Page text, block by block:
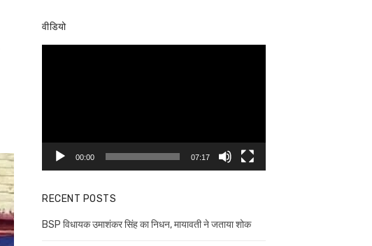
वीडियो
00:00 07:17
RECENT POSTS
BSP विधायक उमाशंकर सिंह का निधन, मायावती ने जताया शोक